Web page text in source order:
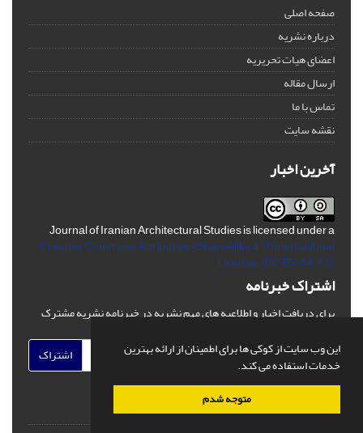
این وب سایت از کوکی ها برای اطمینان از ارائه بهترین
خدمات استفاده می کند.
متوجه شدم
صفحه اصلی
درباره نشریه
اعضای هیات تحریریه
ارسال مقاله
تماس با ما
نقشه سایت
آخرین اخبار
Journal of Iranian Architectural Studies is licensed under a
Creative Commons Attribution-ShareAlike 4.0 International
License. (CC BY-AA 4.0)
اشتراک خبرنامه
برای دریافت اخبار و اطلاعیه های مهم نشریه در خبرنامه نشریه مشترک
اشتراک